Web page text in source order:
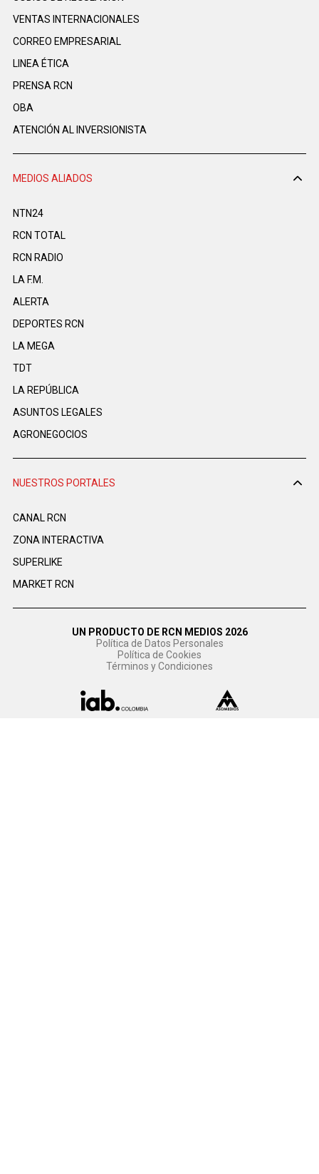
VENTAS INTERNACIONALES
CORREO EMPRESARIAL
LINEA ÉTICA
PRENSA RCN
OBA
ATENCIÓN AL INVERSIONISTA
MEDIOS ALIADOS
NTN24
RCN TOTAL
RCN RADIO
LA F.M.
ALERTA
DEPORTES RCN
LA MEGA
TDT
LA REPÚBLICA
ASUNTOS LEGALES
AGRONEGOCIOS
NUESTROS PORTALES
CANAL RCN
ZONA INTERACTIVA
SUPERLIKE
MARKET RCN
UN PRODUCTO DE RCN MEDIOS 2026
Política de Datos Personales
Política de Cookies
Términos y Condiciones